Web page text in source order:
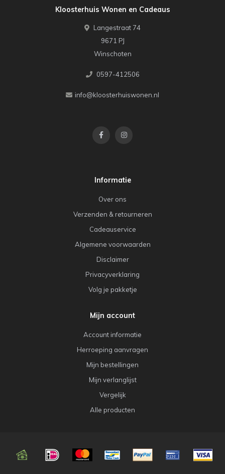
Kloosterhuis Wonen en Cadeaus
Langestraat 74
9671 PJ
Winschoten
0597-412506
info@kloosterhuiswonen.nl
Informatie
Over ons
Verzenden & retourneren
Cadeauservice
Algemene voorwaarden
Disclaimer
Privacyverklaring
Volg je pakketje
Mijn account
Account informatie
Herroeping aanvragen
Mijn bestellingen
Mijn verlanglijst
Vergelijk
Alle producten